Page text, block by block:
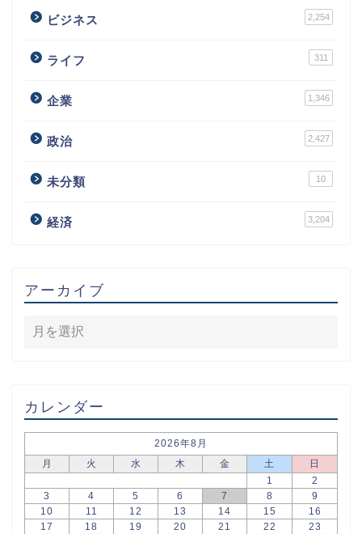
ビジネス 2,254
ライフ 311
企業 1,346
政治 2,427
未分類 10
経済 3,204
アーカイブ
カレンダー
2026年8月
月
火 水 木 金 土
日
1
2
3
4 5 6 7 8
9
10
11 12 13 14 15
16
17
18 19 20 21 22
23